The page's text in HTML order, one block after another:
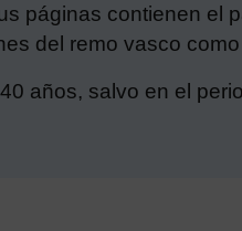
páginas contienen
del remo vasco
años, salvo en el